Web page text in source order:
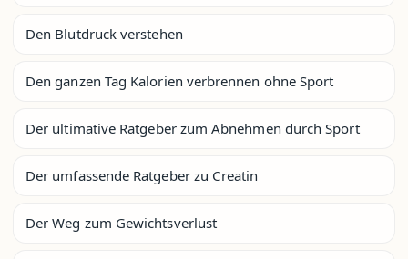
Den Blutdruck verstehen
Den ganzen Tag Kalorien verbrennen ohne Sport
Der ultimative Ratgeber zum Abnehmen durch Sport
Der umfassende Ratgeber zu Creatin
Der Weg zum Gewichtsverlust